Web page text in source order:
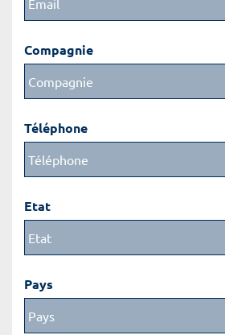
Compagnie
Téléphone
Etat
Pays